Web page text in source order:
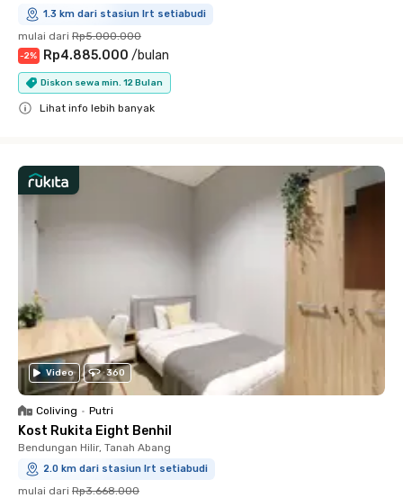
1.3 km dari stasiun lrt setiabudi
mulai dari Rp5.000.000
-2% Rp4.885.000 /bulan
Diskon sewa min. 12 Bulan
Lihat info lebih banyak
Video 360
Coliving • Putri
Kost Rukita Eight Benhil
Bendungan Hilir, Tanah Abang
2.0 km dari stasiun lrt setiabudi
mulai dari Rp3.668.000